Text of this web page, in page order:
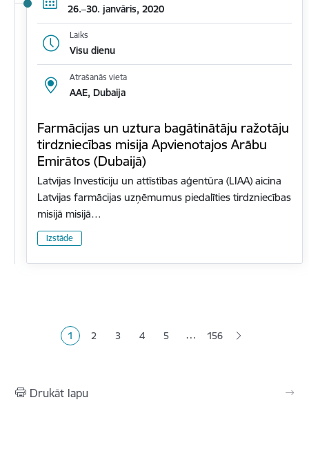
26.–30. janvāris, 2020
Laiks
Visu dienu
Atrašanās vieta
AAE, Dubaija
Farmācijas un uztura bagātinātāju ražotāju
tirdzniecības misija Apvienotajos Arābu
Emirātos (Dubaijā)
Latvijas Investīciju un attīstības aģentūra (LIAA) aicina
Latvijas farmācijas uzņēmumus piedalīties tirdzniecības
misijā misijā…
Izstāde
Pašreizējā lapa
1 Lapa
2 Lapa
3 Lapa
4 Lapa
5 … 156
Drukāt lapu